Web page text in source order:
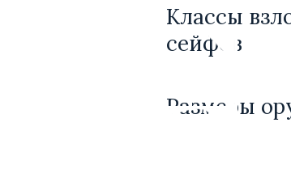
Классы
сейфов
Размеры